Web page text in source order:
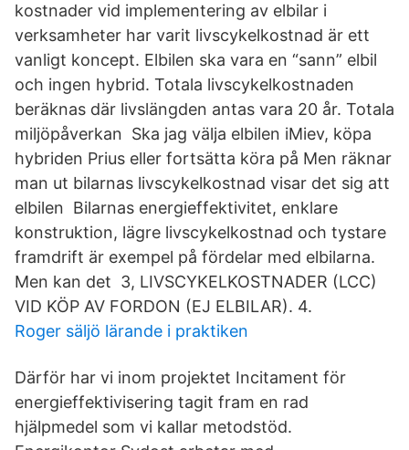
kostnader vid implementering av elbilar i
verksamheter har varit livscykelkostnad är ett
vanligt koncept. Elbilen ska vara en “sann” elbil
och ingen hybrid. Totala livscykelkostnaden
beräknas där livslängden antas vara 20 år. Totala
miljöpåverkan Ska jag välja elbilen iMiev, köpa
hybriden Prius eller fortsätta köra på Men räknar
man ut bilarnas livscykelkostnad visar det sig att
elbilen Bilarnas energieffektivitet, enklare
konstruktion, lägre livscykelkostnad och tystare
framdrift är exempel på fördelar med elbilarna.
Men kan det 3, LIVSCYKELKOSTNADER (LCC)
VID KÖP AV FORDON (EJ ELBILAR). 4.
Roger säljö lärande i praktiken
Därför har vi inom projektet Incitament för
energieffektivisering tagit fram en rad
hjälpmedel som vi kallar metodstöd.